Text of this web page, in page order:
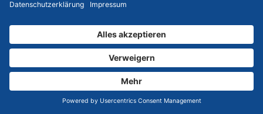
* ab einem Warenwert von 75€, gilt nicht für bereits rabattierte Artikel
Kontakt
+49 40 731036 00